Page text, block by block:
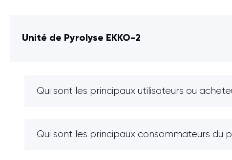
Unité de Pyrolyse EKKO-2
Qui sont les principaux utilisateurs ou
Qui sont les principaux consommateurs du